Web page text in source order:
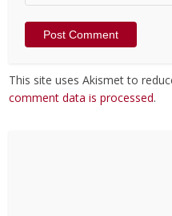
This site uses Akismet to
comment data is processed.